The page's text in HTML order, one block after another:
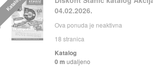
04.02.2026.
Ova ponuda je neaktivna
18 stranica
Katalog
0 m udaljeno
Katalog